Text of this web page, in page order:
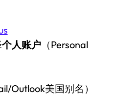
个人账户（Personal
Outlook美国别名）